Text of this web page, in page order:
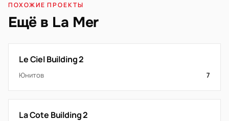
ПОХОЖИЕ ПРОЕКТЫ
Ещё в La Mer
Le Ciel Building 2
Юнитов 7
La Cote Building 2